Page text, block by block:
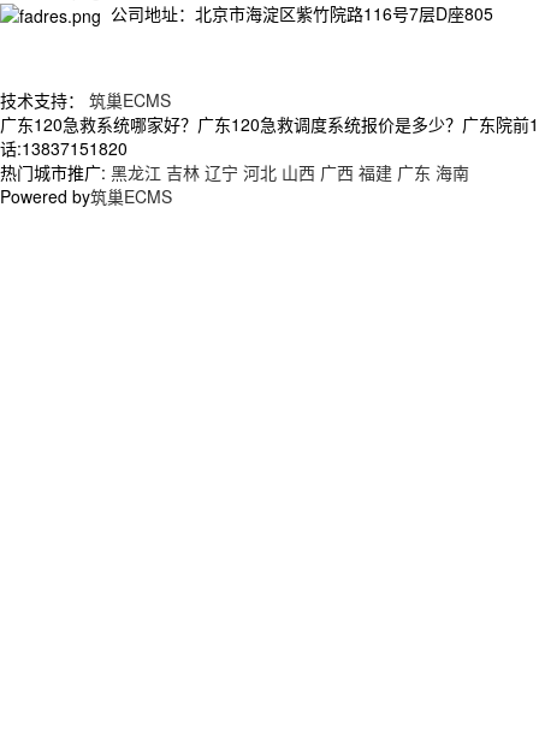
公司地址：北京市海淀区紫竹院路116号7层D座805
技术支持： 筑巢ECMS
广东120急救系统哪家好？广东120急救调度系统报价是多少？广东院
话:13837151820
热门城市推广: 黑龙江 吉林 辽宁 河北 山西 广西 福建 广东 海南
Powered by筑巢ECMS